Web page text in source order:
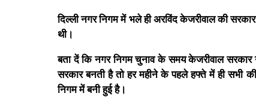
दिल्ली नगर निगम में भले ही अरविंद केजरीवाल की
थी।
बता दें कि नगर निगम चुनाव के समय केजरीवाल सरकार ने
सरकार बनती है तो हर महीने के पहले हफ्ते में ही सभी
निगम में बनी हुई है।